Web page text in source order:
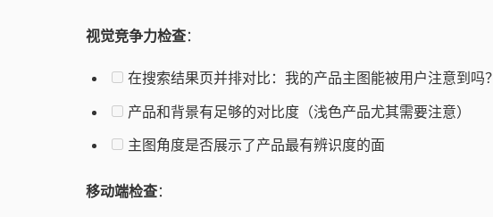
视觉竞争力检查：
在搜索结果页并排对比：我的产品主图能被用户注意到吗？
产品和背景有足够的对比度（浅色产品尤其需要注意）
主图角度是否展示了产品最有辨识度的面
移动端检查：